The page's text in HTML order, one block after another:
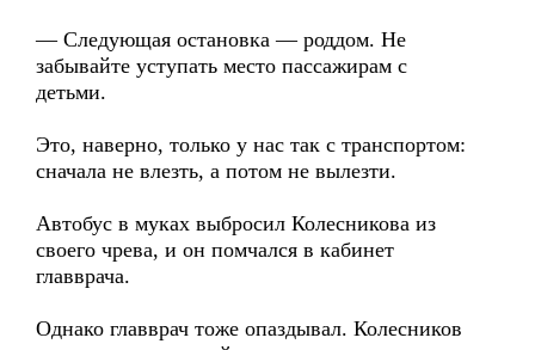
— Следующая остановка — роддом. Не
забывайте уступать место пассажирам с
детьми.
Это, наверно, только у нас так с транспортом:
сначала не влезть, а потом не вылезти.
Автобус в муках выбросил Колесникова из
своего чрева, и он помчался в кабинет
главврача.
Однако главврач тоже опаздывал. Колесников